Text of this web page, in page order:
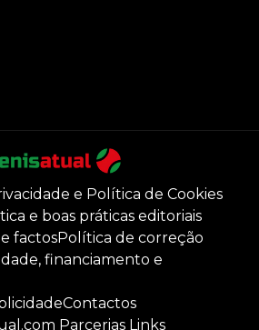
e Política de Cookies
e boas práticas editoriais
factosPolítica de correção
financiamento e
Contactos
Parcerias Links